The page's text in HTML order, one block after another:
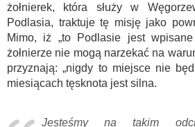
żołnierek, która służy w
Podlasia, traktuje tę misję jako
Mimo, iż „to Podlasie jest
żołnierze nie mogą narzekać na
przyznają: „nigdy to miejsce nie
miesiącach tęsknota jest silna.
Jesteśmy na takim